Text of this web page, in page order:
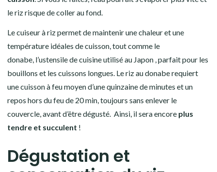
lerizrisque de coller au fond.
Lecuiseur à rizpermet de maintenir une chaleur et une
température idéales de cuisson, tout comme le
donabe l’ustensile de cuisine utilisé au Japon , parfait pour les
bouillons et les cuissons longues. Lerizaudonaberequiert
une cuisson à feu moyen d’une quinzaine de minutes et un
repos hors du feu de 20 min, toujours sans enlever le
couvercle, avant d’être dégusté. Ainsi, il sera encore plus
tendre et succulent !
Dégustation et